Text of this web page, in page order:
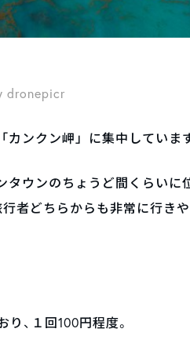
dronepicr
ンクン岬」に集中しています
タウンのちょうど間くらいに
者どちらからも非常に行き
、１回100円程度。